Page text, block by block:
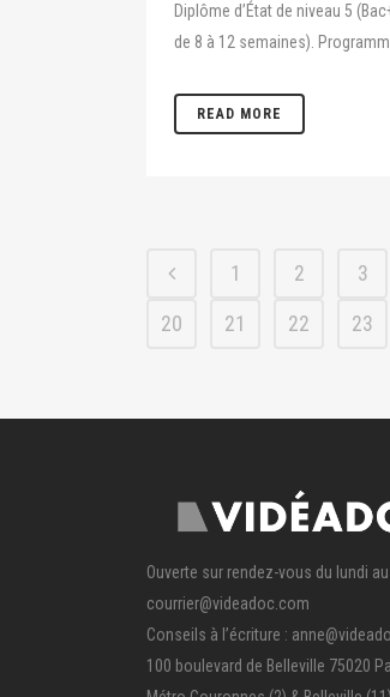
Diplôme d’État de niveau 5
de 8 à 12 semaines).
READ MORE
1 2 3
20
21 22 23
Ouverte sur rendez-vous du lundi
courrier@videadoc.com
Conseils à l’écriture :
100 boulevard de Belleville 75020